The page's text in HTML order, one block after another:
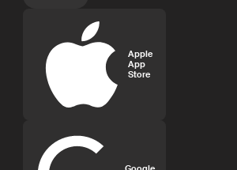
Apple
App
Store